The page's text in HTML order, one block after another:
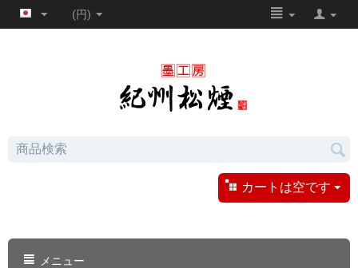
(円)
カートは空です
メニュー